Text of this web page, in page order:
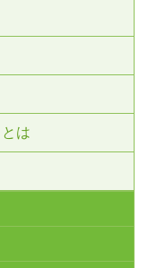
は